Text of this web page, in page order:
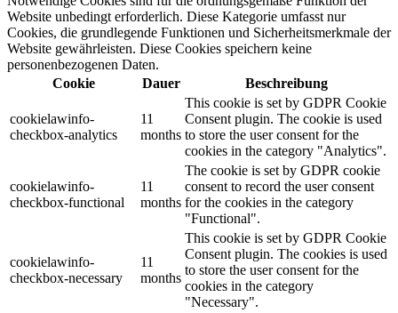
Website unbedingt erforderlich. Diese Kategorie umfasst nur
Cookies, die grundlegende Funktionen und Sicherheitsmerkmale der
Website gewährleisten. Diese Cookies speichern keine
personenbezogenen Daten.
Cookie
Dauer Beschreibung
cookielawinfo-
checkbox-analytics
11
months
This cookie is set by GDPR Cookie
Consent plugin. The cookie is used
to store the user consent for the
cookies in the category "Analytics".
cookielawinfo-
checkbox-functional
11
months
The cookie is set by GDPR cookie
consent to record the user consent
for the cookies in the category
"Functional".
cookielawinfo-
checkbox-necessary
11
months
This cookie is set by GDPR Cookie
Consent plugin. The cookies is used
to store the user consent for the
cookies in the category
"Necessary".